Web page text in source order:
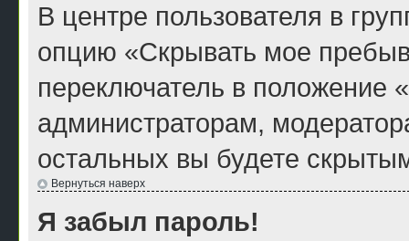
В центре пользователя в
опцию «Скрывать мое
переключатель в положение
администраторам,
остальных вы будете
Вернуться наверх
Я забыл пароль!